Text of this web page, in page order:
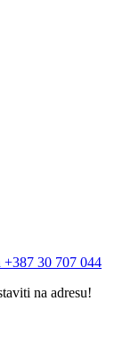
+387 30 707 044
na adresu!